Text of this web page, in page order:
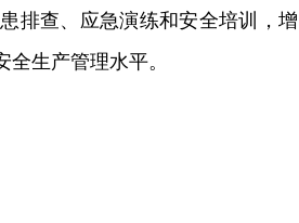
排查、应急演练和安全培训，增
生产管理水平。